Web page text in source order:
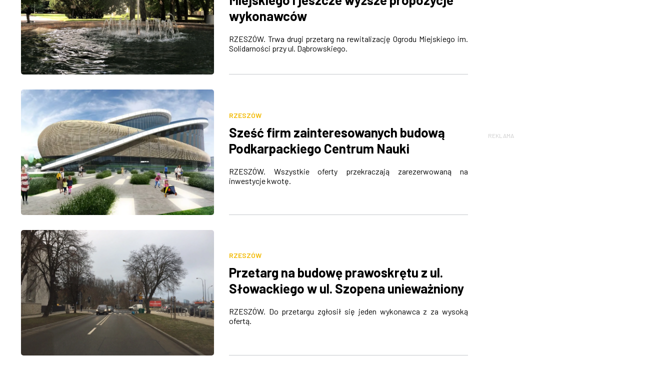
wykonawców
RZESZÓW. Trwa drugi przetarg na rewitalizację Ogrodu Miejskiego im.
Solidarności przy ul. Dąbrowskiego.
RZESZÓW
Sześć firm zainteresowanych budową
Podkarpackiego Centrum Nauki
RZESZÓW. Wszystkie oferty przekraczają zarezerwowaną na
inwestycje kwotę.
RZESZÓW
Przetarg na budowę prawoskrętu z ul.
Słowackiego w ul. Szopena unieważniony
RZESZÓW. Do przetargu zgłosił się jeden wykonawca z za wysoką
ofertą.
REKLAMA